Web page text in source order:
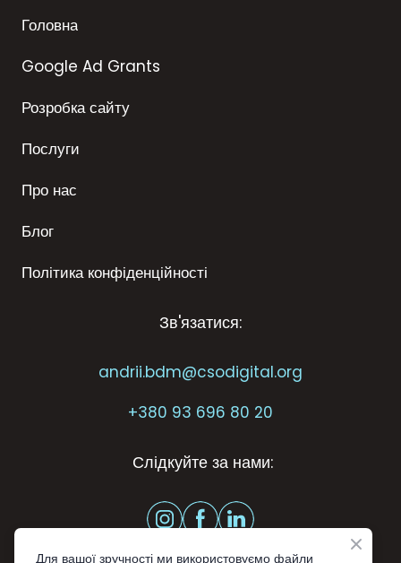
Головна
Google Ad Grants
Розробка сайту
Послуги
Про нас
Блог
Політика конфіденційності
Зв'язатися:
andrii.bdm@csodigital.org
+380 93 696 80 20
Слідкуйте за нами:
Для вашої зручності ми використовуємо файли